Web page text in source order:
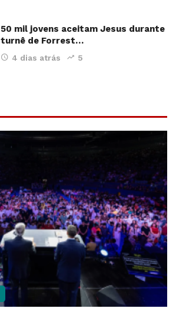
50 mil jovens aceitam Jesus durante
turnê de Forrest…
4 dias atrás 5